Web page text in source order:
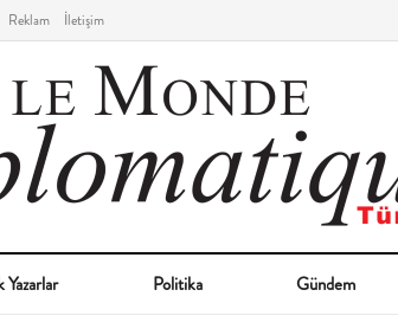
Reklam İletişim
Yazarlar Politika Gündem